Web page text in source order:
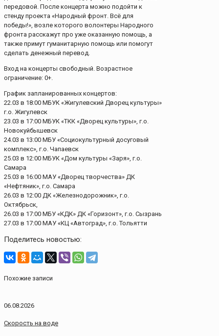
передовой. После концерта можно подойти к
стенду проекта «Народный фронт. Всё для
победы!», возле которого волонтеры Народного
фронта расскажут про уже оказанную помощь, а
также примут гуманитарную помощь или помогут
сделать денежный перевод.
Вход на концерты свободный. Возрастное
ограничение: 0+.
График запланированных концертов:
22.03 в 18:00 МБУК «Жигулевский Дворец культуры»
г.о. Жигулевск
23.03 в 17:00 МБУК «ТКК «Дворец культуры», г.о.
Новокуйбышевск
24.03 в 13:00 МБУ «Социокультурный досуговый
комплекс», г.о. Чапаевск
25.03 в 12:00 МБУК «Дом культуры «Заря», г.о.
Самара
25.03 в 16:00 МАУ «Дворец творчества» ДК
«Нефтяник», г.о. Самара
26.03 в 12:00 ДК «Железнодорожник», г.о.
Октябрьск,
26.03 в 17:00 МБУ «КДК» ДК «Горизонт», г.о. Сызрань
27.03 в 17:00 МАУ «КЦ «Автоград», г.о. Тольятти
Поделитесь новостью:
Похожие записи
06.08.2026
Скорость на воде